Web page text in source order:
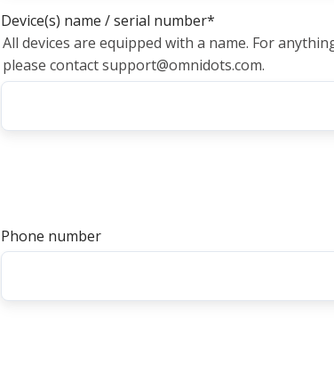
Device(s) name / serial number*
All devices are equipped with a name. For
please contact support@omnidots.com.
Phone number